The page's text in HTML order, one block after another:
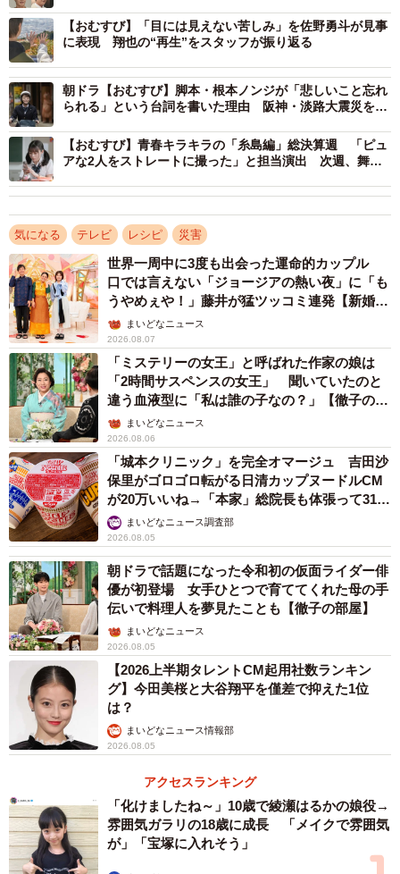
人ひとりに合わせて専門的な知識と技術を持って栄養指導
や栄養管理を行います。栄養士は、主に健康な方を対象に
して栄養指導や給食の管理を行います」とある。
管理栄養士という仕事を『おむすび』ではどう描くのだろ
うか。制作統括の真鍋斎さんに聞いた。真鍋さんは、制作
にあたって栄養士・管理栄養士に取材する中で、印象的な
出来事に出会ったという。
「ある栄養士の方が入院したときの体験談を、第15週の結
の入院エピソードに活かしています。その方はご自身が栄
養士なので、自分の体のことや栄養のことはよくわかって
いるつもりだったのに、倒れて入院することになってしま
い、ずいぶん自分を責めたとおっしゃっていました。栄養
士はご飯を食べさせることが仕事なんだけれど、入院して
病院の管理栄養士に『今は食べないで』『まず食べられる
体勢を作りましょう』と言われてすごく救われたといいま
す。管理栄養士というのは、体にはもちろん、心にもアク
セスできる仕事なんだなと、とても興味深く感じました」
西条は、結が次のステージに進むための導き手
第72回で、食欲のない結がソーダ味のアイスキャンディを
リクエストして、西条が食感の近い冷凍ぶどうを提供する
というエピソードが登場した。実際にもこういうことはあ
るのだろうか。真鍋さんはこう話す。
「病院により、場合により千差万別ではあるのですが、担
当医師の指示のもとベースが決まっている中に少し何かを
追加するということはあり得ると聞きました。もちろんレ
ストランのように自由にオーダーできるわけではありませ
んが、『アイスは無理だけど凍ったぶどうなら』というこ
【おむすび】「目には見えない苦しみ」を佐野勇斗が見事
に表現 翔也の“再生”をスタッフが振り返る
朝ドラ【おむすび】脚本・根本ノンジが「悲しいこと忘れ
られる」という台詞を書いた理由 阪神・淡路大震災を経
【おむすび】青春キラキラの「糸島編」総決算週 「ピュ
アな2人をストレートに撮った」と担当演出 次週、舞台
気になる テレビ レシピ 災害
世界一周中に3度も出会った運命的カップル
口では言えない「ジョージアの熱い夜」に「も
うやめぇや！」藤井が猛ツッコミ連発【新婚さ
ん】まいどなニュース
2026.08.07
「ミステリーの女王」と呼ばれた作家の娘は
「2時間サスペンスの女王」 聞いていたのと
違う血液型に「私は誰の子なの？」【徹子の部
屋】まいどなニュース
2026.08.06
「城本クリニック」を完全オマージュ 吉田沙
保里がゴロゴロ転がる日清カップヌードルCM
が20万いいね→「本家」総院長も体張って31万
いいねまいどなニュース調査部
2026.08.05
朝ドラで話題になった令和初の仮面ライダー俳
優が初登場 女手ひとつで育ててくれた母の手
伝いで料理人を夢見たことも【徹子の部屋】
まいどなニュース
2026.08.05
【2026上半期タレントCM起用社数ランキン
グ】今田美桜と大谷翔平を僅差で抑えた1位
は？
まいどなニュース情報部
2026.08.05
アクセスランキング
「化けましたね～」10歳で綾瀬はるかの娘役→
雰囲気ガラリの18歳に成長 「メイクで雰囲気
が」「宝塚に入れそう」